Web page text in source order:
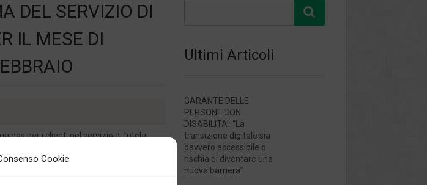
Cookie
DEL SERVIZIO DI
IL MESE DI
gas per i clienti nel servizio di tutela
a febbraio.
metri cubi annui) per il mese di
Ultimi Articoli
GARANTE DELLE
PERSONE CON
DISABILITA’: “La
transizione digitale sia
davvero accessibile o
rischia di diventare una
nuova barriera”